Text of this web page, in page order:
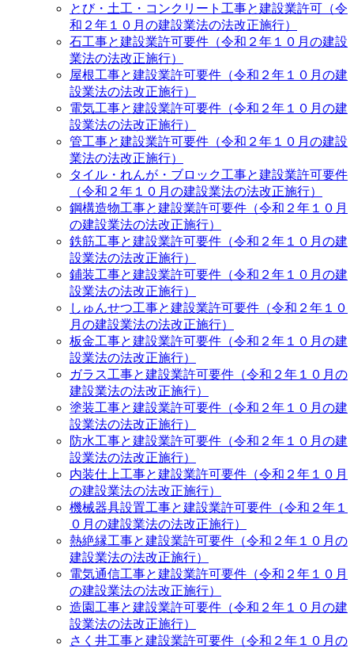
とび・土工・コンクリート工事と建設業許可（令
和２年１０月の建設業法の法改正施行）
石工事と建設業許可要件（令和２年１０月の建設
業法の法改正施行）
屋根工事と建設業許可要件（令和２年１０月の建
設業法の法改正施行）
電気工事と建設業許可要件（令和２年１０月の建
設業法の法改正施行）
管工事と建設業許可要件（令和２年１０月の建設
業法の法改正施行）
タイル・れんが・ブロック工事と建設業許可要件
（令和２年１０月の建設業法の法改正施行）
鋼構造物工事と建設業許可要件（令和２年１０月
の建設業法の法改正施行）
鉄筋工事と建設業許可要件（令和２年１０月の建
設業法の法改正施行）
鋪装工事と建設業許可要件（令和２年１０月の建
設業法の法改正施行）
しゅんせつ工事と建設業許可要件（令和２年１０
月の建設業法の法改正施行）
板金工事と建設業許可要件（令和２年１０月の建
設業法の法改正施行）
ガラス工事と建設業許可要件（令和２年１０月の
建設業法の法改正施行）
塗装工事と建設業許可要件（令和２年１０月の建
設業法の法改正施行）
防水工事と建設業許可要件（令和２年１０月の建
設業法の法改正施行）
内装仕上工事と建設業許可要件（令和２年１０月
の建設業法の法改正施行）
機械器具設置工事と建設業許可要件（令和２年１
０月の建設業法の法改正施行）
熱絶縁工事と建設業許可要件（令和２年１０月の
建設業法の法改正施行）
電気通信工事と建設業許可要件（令和２年１０月
の建設業法の法改正施行）
造園工事と建設業許可要件（令和２年１０月の建
設業法の法改正施行）
さく井工事と建設業許可要件（令和２年１０月の